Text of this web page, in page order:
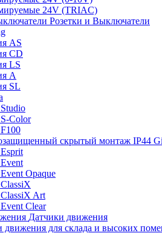
24V (TRIAC)
Розетки и Выключатели
AS
CD
LS
A
SL
Color
скрытый монтаж IP44
Opaque
Art
Clear
Датчики движения